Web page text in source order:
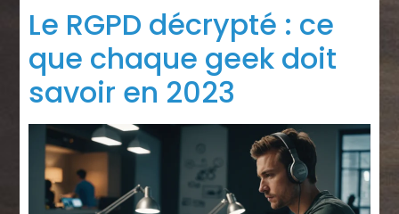
Le RGPD décrypté : ce
que chaque geek doit
savoir en 2023